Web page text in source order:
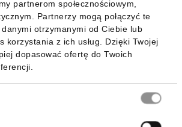
partnerom społecznościowym,
Partnerzy mogą połączyć te
otrzymanymi od Ciebie lub
korzystania z ich usług. Dzięki Twojej
dopasować ofertę do Twoich
naszą aplikację mobilną: